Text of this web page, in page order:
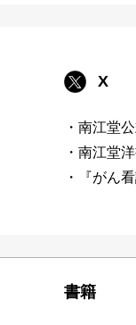
X
・南江堂
・南江堂
・『がん
書籍